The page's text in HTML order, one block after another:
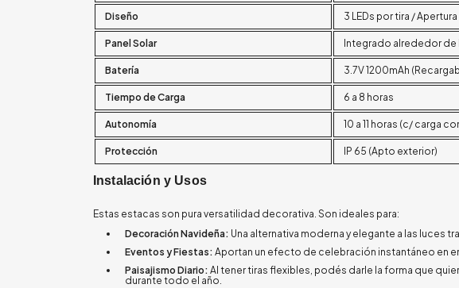
Diseño 3 LEDs por tira /
Panel Solar Integrado alrededor de
Batería 3.7V 1200mAh
Tiempo de Carga 6 a 8 horas
Autonomía 10 a 11 horas (c/ carga
Protección IP 65 (Apto exterior)
Instalación y Usos
Estas estacas son pura versatilidad decorativa. Son ideales para:
Decoración Navideña: Una alternativa moderna y elegante a las luces
Eventos y Fiestas: Aportan un efecto de celebración instantáneo en
Paisajismo Diario: Al tener tiras flexibles, podés darle la forma que
durante todo el año.